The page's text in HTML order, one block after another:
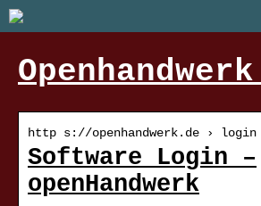
http s://openhandwerk.de › login
Software Login –
openHandwerk